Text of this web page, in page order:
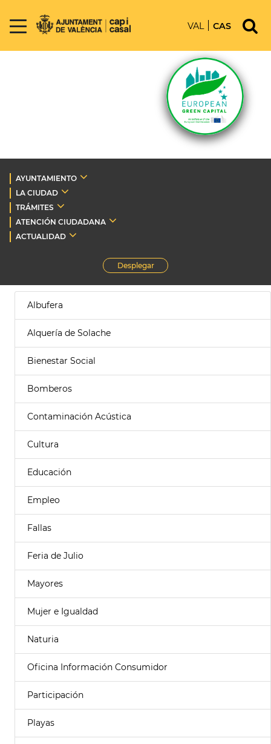
VAL CAS
AYUNTAMIENTO
LA CIUDAD
TRÁMITES
ATENCIÓN CIUDADANA
ACTUALIDAD
Desplegar
Albufera
Alquería de Solache
Bienestar Social
Bomberos
Contaminación Acústica
Cultura
Educación
Empleo
Fallas
Feria de Julio
Mayores
Mujer e Igualdad
Naturia
Oficina Información Consumidor
Participación
Playas